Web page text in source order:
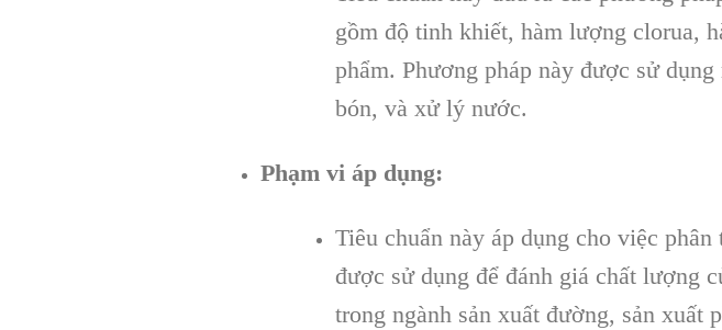
gồm độ tinh khiết, hàm lượng clorua,
phẩm. Phương pháp này được sử
bón, và xử lý nước.
Phạm vi áp dụng:
Tiêu chuẩn này áp dụng cho việc
được sử dụng để đánh giá chất lượng
trong ngành sản xuất đường, sản xuất